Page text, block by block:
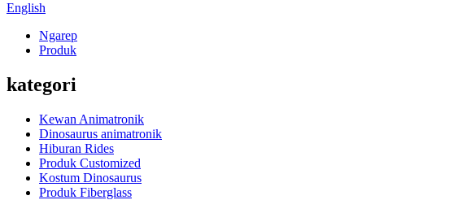
English
Ngarep
Produk
kategori
Kewan Animatronik
Dinosaurus animatronik
Hiburan Rides
Produk Customized
Kostum Dinosaurus
Produk Fiberglass